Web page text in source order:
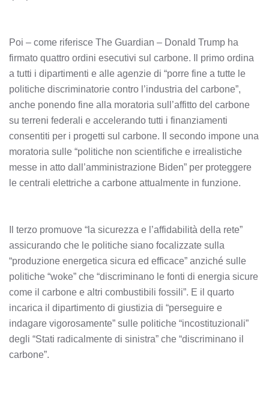
Poi – come riferisce The Guardian – Donald Trump ha
firmato quattro ordini esecutivi sul carbone. Il primo ordina
a tutti i dipartimenti e alle agenzie di “porre fine a tutte le
politiche discriminatorie contro l’industria del carbone”,
anche ponendo fine alla moratoria sull’affitto del carbone
su terreni federali e accelerando tutti i finanziamenti
consentiti per i progetti sul carbone. Il secondo impone una
moratoria sulle “politiche non scientifiche e irrealistiche
messe in atto dall’amministrazione Biden” per proteggere
le centrali elettriche a carbone attualmente in funzione.
Il terzo promuove “la sicurezza e l’affidabilità della rete”
assicurando che le politiche siano focalizzate sulla
“produzione energetica sicura ed efficace” anziché sulle
politiche “woke” che “discriminano le fonti di energia sicure
come il carbone e altri combustibili fossili”. E il quarto
incarica il dipartimento di giustizia di “perseguire e
indagare vigorosamente” sulle politiche “incostituzionali”
degli “Stati radicalmente di sinistra” che “discriminano il
carbone”.